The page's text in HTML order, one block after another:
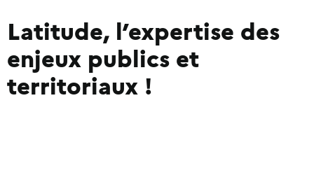
Latitude, l’expertise des
enjeux publics et
territoriaux !